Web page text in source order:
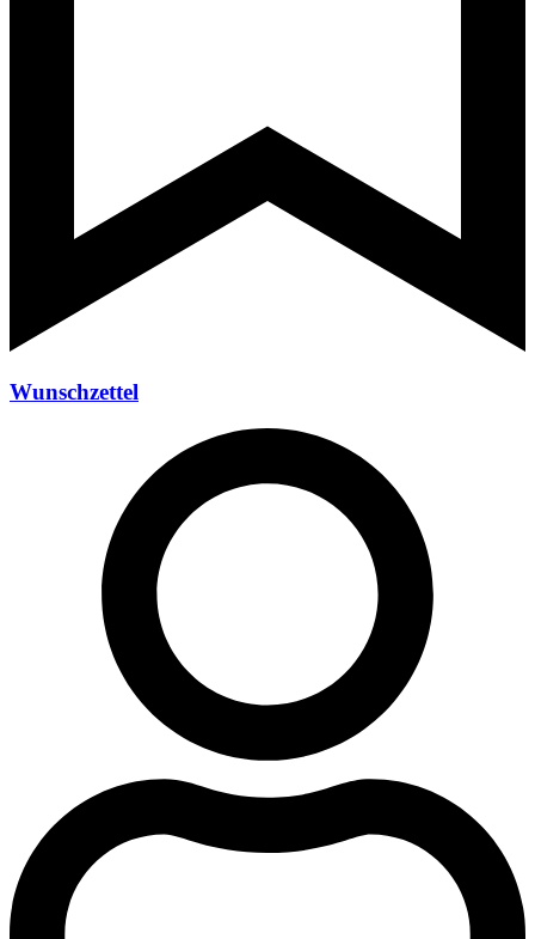
Wunschzettel